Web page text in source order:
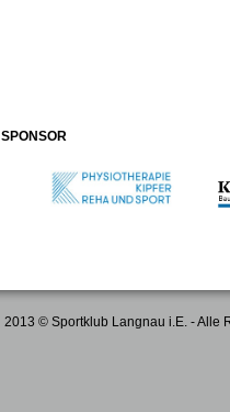
SPONSOR
2013 © Sportklub Langnau i.E. - Alle